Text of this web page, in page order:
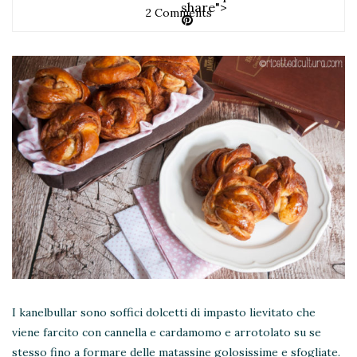
share">
2 Comments
I kanelbullar sono soffici dolcetti di impasto lievitato che
viene farcito con cannella e cardamomo e arrotolato su se
stesso fino a formare delle matassine golosissime e sfogliate.